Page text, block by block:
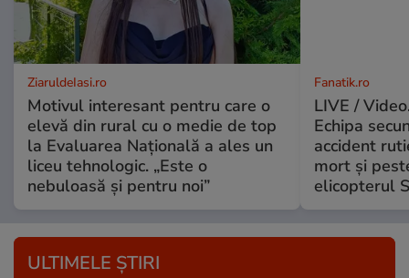
ZiaruldeIasi.ro
Motivul interesant pentru care o
elevă din rural cu o medie de top
la Evaluarea Națională a ales un
liceu tehnologic. „Este o
nebuloasă și pentru noi”
Fanatik.ro
LIVE /
Echipa
accident
mort și
elicopterul
ULTIMELE ȘTIRI